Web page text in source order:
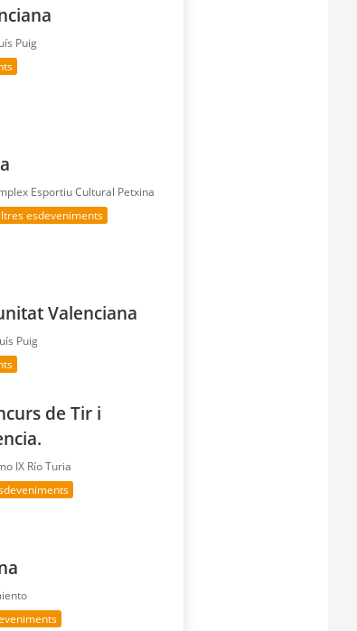
Puig
Esportiu Cultural Petxina
esdeveniments
Valenciana
Puig
de Tir i
IX Río Turia